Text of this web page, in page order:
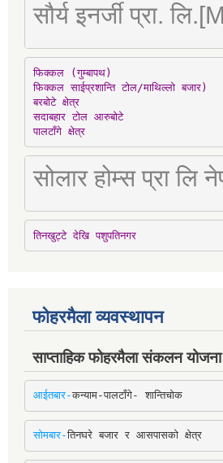
सौर्य इनर्जी प्रा.
फिक्कल (गुम्बापथ)
फिक्कल साईप्रशान्ति टोल/माथिल्लो बजार)
बरबोटे क्षेत्र
सदाबहार टोल आरुबोटे
पालटाँगे क्षेत्र
सोलार होम्स प्रा
तिनखुट्टे देखि पशुपतिनगर
फोहरमैला व्यवस्थापन
साप्ताहिक फोहरमैला संकलन योजना
आईतबार-कन्याम-पालटाँगे- शान्तिचोक
सोमबार-तिनघरे बजार र आसपासको क्षेत्र